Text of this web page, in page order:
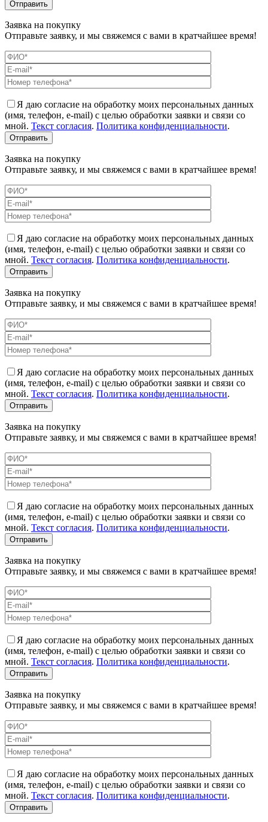
Заявка на покупку
Отправьте заявку, и мы свяжемся с вами в кратчайшее время!
Я даю согласие на обработку моих персональных данных
(имя, телефон, e-mail) с целью обработки заявки и связи со
мной. Текст согласия. Политика конфиденциальности.
Заявка на покупку
Отправьте заявку, и мы свяжемся с вами в кратчайшее время!
Я даю согласие на обработку моих персональных данных
(имя, телефон, e-mail) с целью обработки заявки и связи со
мной. Текст согласия. Политика конфиденциальности.
Заявка на покупку
Отправьте заявку, и мы свяжемся с вами в кратчайшее время!
Я даю согласие на обработку моих персональных данных
(имя, телефон, e-mail) с целью обработки заявки и связи со
мной. Текст согласия. Политика конфиденциальности.
Заявка на покупку
Отправьте заявку, и мы свяжемся с вами в кратчайшее время!
Я даю согласие на обработку моих персональных данных
(имя, телефон, e-mail) с целью обработки заявки и связи со
мной. Текст согласия. Политика конфиденциальности.
Заявка на покупку
Отправьте заявку, и мы свяжемся с вами в кратчайшее время!
Я даю согласие на обработку моих персональных данных
(имя, телефон, e-mail) с целью обработки заявки и связи со
мной. Текст согласия. Политика конфиденциальности.
Заявка на покупку
Отправьте заявку, и мы свяжемся с вами в кратчайшее время!
Я даю согласие на обработку моих персональных данных
(имя, телефон, e-mail) с целью обработки заявки и связи со
мной. Текст согласия. Политика конфиденциальности.